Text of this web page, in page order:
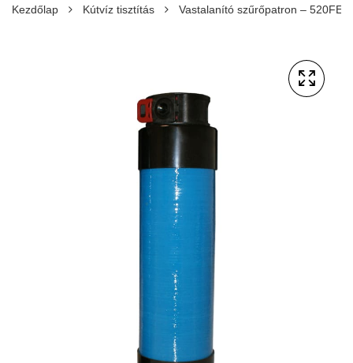
Kezdőlap Kútvíz tisztítás Vastalanító szűrőpatron – 520FE